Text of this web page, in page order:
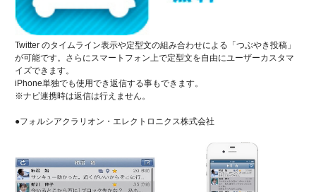
Twitter のタイムライン表示や定型文の組み合わせによる「つぶやき投稿」
が可能です。さらにスマートフォン上で定型文を自由にユーザーカスタマ
イズできます。
iPhone単独でも使用でき返信する事もできます。
※ナビ連携時は返信は行えません。
●フォルシアクラリオン・エレクトロニクス株式会社